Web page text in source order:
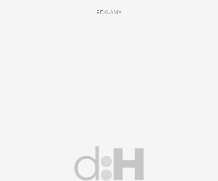
REKLAMA